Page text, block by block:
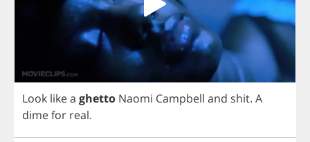
Look likea ghetto Naomi Campbell and shit. A
dimefor real.